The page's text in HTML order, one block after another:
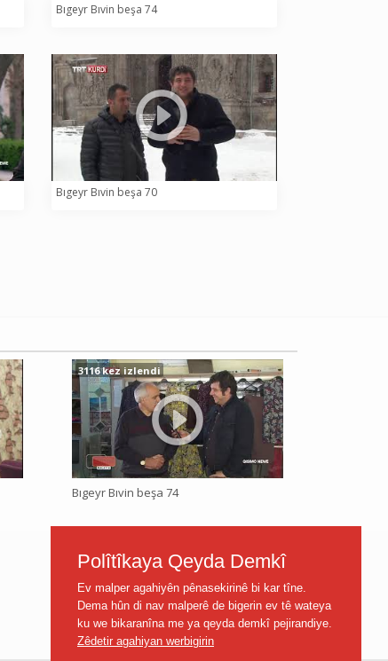
Bıgeyr Bıvin beşa 74
Bıgeyr Bıvin beşa 70
Bıgeyr Bıvin beşa 74
3116 kez izlendi
Polîtîkaya Qeyda Demkî
Ev malper agahiyên pênasekirinê bi kar tîne.
Dema hûn di nav malperê de bigerin ev tê wateya
ku we bikaranîna me ya qeyda demkî pejirandiye.
Zêdetir agahiyan werbigirin